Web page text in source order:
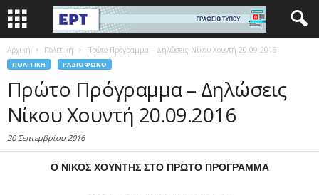
Αρχική Πολιτική Πρώτο Πρόγραμμα – Δηλώσεις Νίκου Χουντή 20.09.2016
ΠΟΛΙΤΙΚΉ ΡΑΔΙΌΦΩΝΟ
Πρώτο Πρόγραμμα – Δηλώσεις
Νίκου Χουντή 20.09.2016
20 Σεπτεμβρίου 2016
O ΝΙΚΟΣ ΧΟΥΝΤΗΣ ΣΤΟ ΠΡΩΤO ΠΡΟΓΡΑΜΜΑ